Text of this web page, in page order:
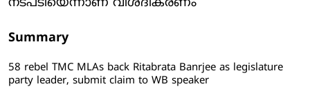
നടപടിയെന്നാണ് വിശദീകരണം
Summary
58 rebel TMC MLAs back Ritabrata Banrjee as legislature
party leader, submit claim to WB speaker